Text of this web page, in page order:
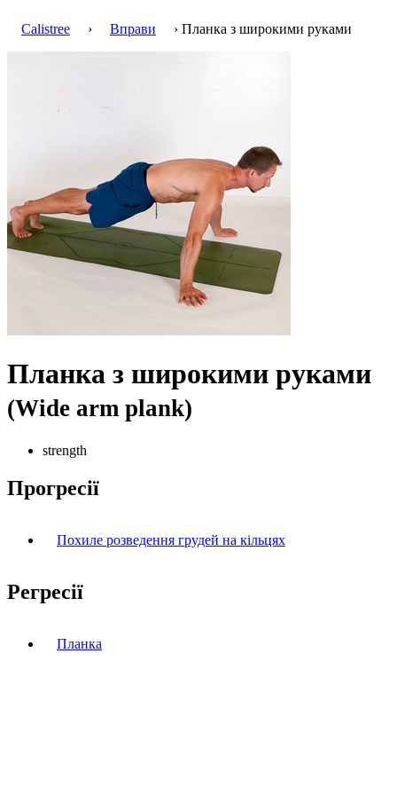
Calistree › Вправи › Планка з широкими руками
Планка з широкими руками
(Wide arm plank)
strength
Прогресії
Похиле розведення грудей на кільцях
Регресії
Планка